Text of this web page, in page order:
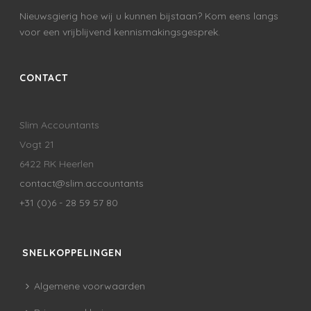
Nieuwsgierig hoe wij u kunnen bijstaan? Kom eens langs
voor een vrijblijvend kennismakingsgesprek.
CONTACT
Slim Accountants
Vogt 21
6422 RK Heerlen
contact@slim.accountants
+31 (0)6 - 28 59 57 80
SNELKOPPELINGEN
Algemene voorwaarden